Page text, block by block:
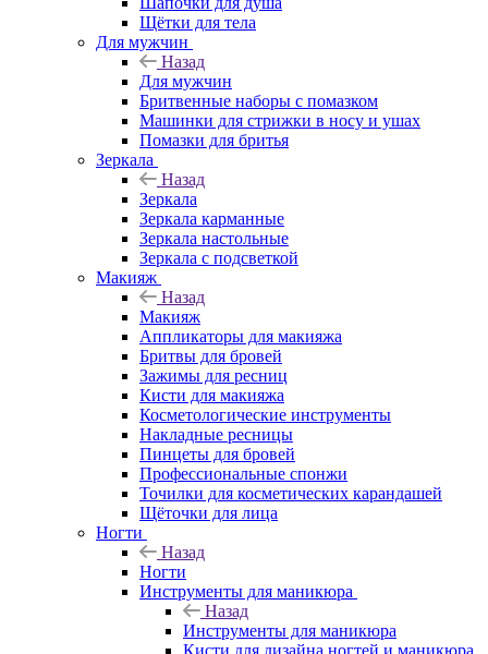
Щётки для тела
Для мужчин
Назад
Для мужчин
Бритвенные наборы с помазком
Машинки для стрижки в носу и ушах
Помазки для бритья
Зеркала
Назад
Зеркала
Зеркала карманные
Зеркала настольные
Зеркала с подсветкой
Макияж
Назад
Макияж
Аппликаторы для макияжа
Бритвы для бровей
Зажимы для ресниц
Кисти для макияжа
Косметологические инструменты
Накладные ресницы
Пинцеты для бровей
Профессиональные спонжи
Точилки для косметических карандашей
Щёточки для лица
Ногти
Назад
Ногти
Инструменты для маникюра
Назад
Инструменты для маникюра
Кисти для дизайна ногтей и маникюра